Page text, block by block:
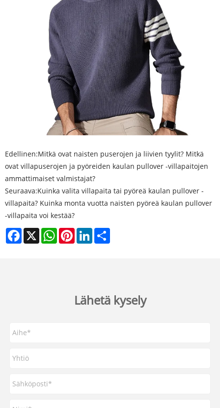
Edellinen:Mitkä ovat naisten puserojen ja liivien tyylit? Mitkä
ovat villapuserojen ja pyöreiden kaulan pullover -villapaitojen
ammattimaiset valmistajat?
Seuraava:Kuinka valita villapaita tai pyöreä kaulan pullover -
villapaita? Kuinka monta vuotta naisten pyöreä kaulan pullover
-villapaita voi kestää?
Facebook
X WhatsAppPinterestLinkedIn
Lähetä kysely